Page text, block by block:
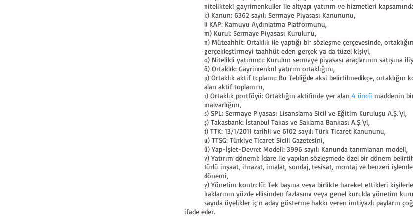
nitelikteki gayrimenkuller ile altyapı yatırım ve hizmetleri
k) Kanun: 6362 sayılı Sermaye Piyasası Kanununu,
l) KAP: Kamuyu Aydınlatma Platformunu,
m) Kurul: Sermaye Piyasası Kurulunu,
n) Müteahhit: Ortaklık ile yaptığı bir sözleşme çerçevesinde,
gerçekleştirmeyi taahhüt eden gerçek ya da tüzel kişiyi,
o) Nitelikli yatırımcı: Kurulun sermaye piyasası araçlarının satışına
ö) Ortaklık: Gayrimenkul yatırım ortaklığını,
p) Ortaklık aktif toplamı: Bu Tebliğde aksi belirtilmedikçe, ortaklığın
alan aktif toplamını,
r) Ortaklık portföyü: Ortaklığın aktifinde yer alan 4 üncü maddenin
malvarlığını,
s) SPL: Sermaye Piyasası Lisanslama Sicil ve Eğitim Kuruluşu A.Ş.’yi,
ş) Takasbank: İstanbul Takas ve Saklama Bankası A.Ş.’yi,
t) TTK: 13/1/2011 tarihli ve 6102 sayılı Türk Ticaret Kanununu,
u) TTSG: Türkiye Ticaret Sicili Gazetesini,
ü) Yap-İşlet-Devret Modeli: 3996 sayılı Kanunda tanımlanan modeli,
v) Yatırım dönemi: İdare ile yapılan sözleşmede özel bir dönem
türlü inşaat, ihrazat, imalat, sondaj, tesisat, montaj ve benzeri
dönemi,
y) Yönetim kontrolü: Tek başına veya birlikte hareket ettikleri
haklarının yüzde ellisinden fazlasına veya genel kurulda yönetim
sayıda üyelikler için aday gösterme hakkı veren imtiyazlı payların
ifade eder.